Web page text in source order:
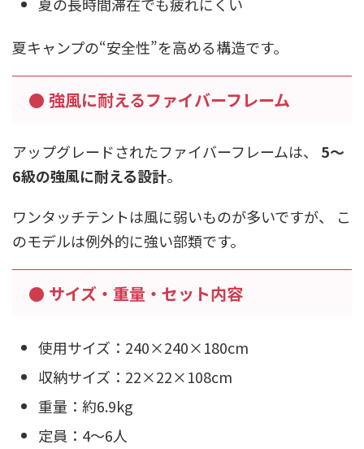
夏キャンプの“安全性”を高める構造です。
● 強風に耐えるファイバーフレーム
アップグレードされたファイバーフレームは、 5〜
6級の強風に耐える設計。
ワンタッチテントは風に弱いものが多いですが、 こ
のモデルは例外的に強い部類です。
● サイズ・重量・セット内容
使用サイズ：240×240×180cm
収納サイズ：22×22×108cm
重量：約6.9kg
定員：4〜6人